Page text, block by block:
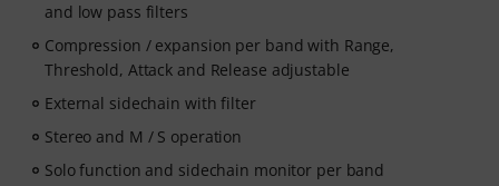
and low pass filters
Compression / expansion per band with Range,
Threshold, Attack and Release adjustable
External sidechain with filter
Stereo and M / S operation
Solo function and sidechain monitor per band